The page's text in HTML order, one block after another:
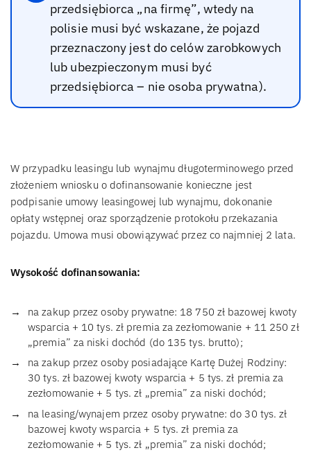
przedsiębiorca „na firmę”, wtedy na
polisie musi być wskazane, że pojazd
przeznaczony jest do celów zarobkowych
lub ubezpieczonym musi być
przedsiębiorca – nie osoba prywatna).
W przypadku leasingu lub wynajmu długoterminowego przed
złożeniem wniosku o dofinansowanie konieczne jest
podpisanie umowy leasingowej lub wynajmu, dokonanie
opłaty wstępnej oraz sporządzenie protokołu przekazania
pojazdu. Umowa musi obowiązywać przez co najmniej 2 lata.
Wysokość dofinansowania:
na zakup przez osoby prywatne: 18 750 zł bazowej kwoty
wsparcia + 10 tys. zł premia za zezłomowanie + 11 250 zł
„premia” za niski dochód (do 135 tys. brutto);
na zakup przez osoby posiadające Kartę Dużej Rodziny:
30 tys. zł bazowej kwoty wsparcia + 5 tys. zł premia za
zezłomowanie + 5 tys. zł „premia” za niski dochód;
na leasing/wynajem przez osoby prywatne: do 30 tys. zł
bazowej kwoty wsparcia + 5 tys. zł premia za
zezłomowanie + 5 tys. zł „premia” za niski dochód;